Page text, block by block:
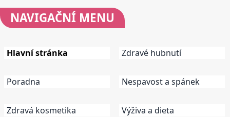
NAVIGAČNÍ MENU
Hlavní stránka
Poradna
Zdravá kosmetika
Zdravé hubnutí
Nespavost a spánek
Výživa a dieta